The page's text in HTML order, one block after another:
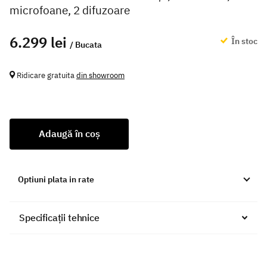
microfoane, 2 difuzoare
6.299 lei / Bucata În stoc
Ridicare gratuitadin showroom
Adaugă în coș
Optiuni plata in rate
Specificații tehnice